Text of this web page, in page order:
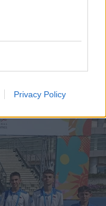
Privacy Policy
τα λάστιχα